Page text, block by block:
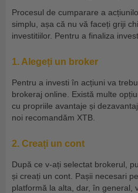
Procesul de cumparare a
simplu, așa că nu vă faceți griji
investitiilor. Pentru a finaliza
1. Alegeți un broker
Pentru a investi în acțiuni va
brokeraj online. Există multe
cu propriile avantaje și
noi recomandăm XTB.
2. Creați un cont
După ce v-ați selectat brokerul,
și creați un cont. Pașii necesari
platformă la alta, dar, în general,